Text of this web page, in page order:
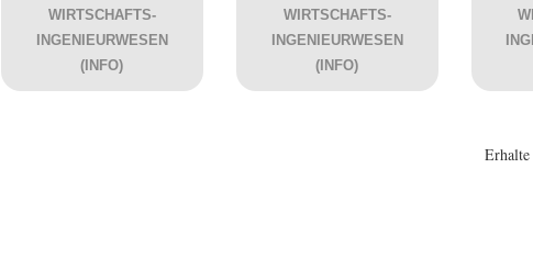
WIRTSCHAFTS-
INGENIEURWESEN
(INFO)
WIRTSCHAFTS-
INGENIEURWESEN
(INFO)
Erhalte